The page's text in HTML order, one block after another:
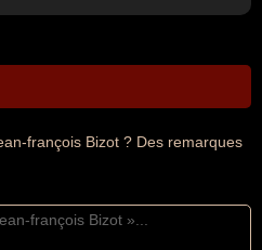
françois Bizot ? Des remarques